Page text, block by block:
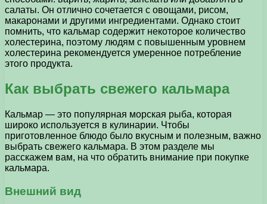
салаты. Он отлично сочетается с овощами, рисом,
макаронами и другими ингредиентами. Однако стоит
помнить, что кальмар содержит некоторое количество
холестерина, поэтому людям с повышенным уровнем
холестерина рекомендуется умеренное потребление
этого продукта.
Как выбрать свежего кальмара
Кальмар — это популярная морская рыба, которая
широко используется в кулинарии. Чтобы
приготовленное блюдо было вкусным и полезным, важно
выбрать свежего кальмара. В этом разделе мы
расскажем вам, на что обратить внимание при покупке
кальмара.
Внешний вид